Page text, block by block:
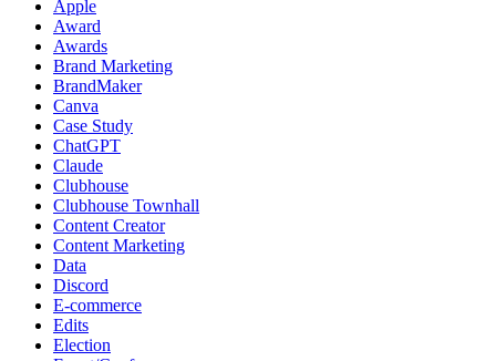
Apple
Award
Awards
Brand Marketing
BrandMaker
Canva
Case Study
ChatGPT
Claude
Clubhouse
Clubhouse Townhall
Content Creator
Content Marketing
Data
Discord
E-commerce
Edits
Election